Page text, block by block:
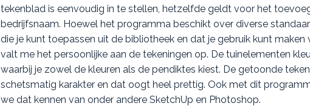
tekenblad is eenvoudig in te stellen, hetzelfde geldt voor het
bedrijfsnaam. Hoewel het programma beschikt over diverse
die je kunt toepassen uit de bibliotheek en dat je gebruik kunt
valt me het persoonlijke aan de tekeningen op. De tuinelementen
waarbij je zowel de kleuren als de pendiktes kiest. De getoonde
schetsmatig karakter en dat oogt heel prettig. Ook met dit
we dat kennen van onder andere SketchUp en Photoshop.